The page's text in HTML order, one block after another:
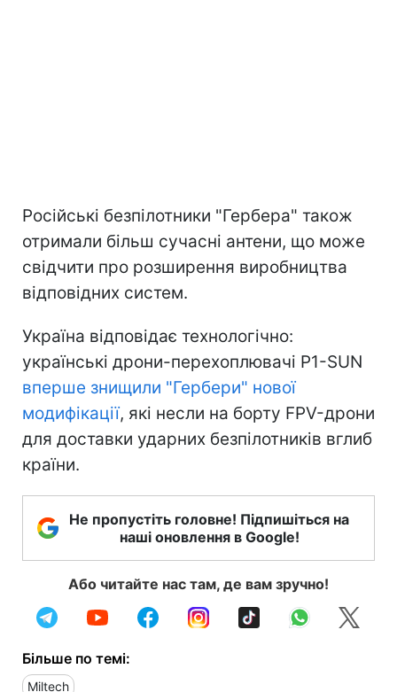
Російські безпілотники "Гербера" також
отримали більш сучасні антени, що може
свідчити про розширення виробництва
відповідних систем.
Україна відповідає технологічно:
українські дрони-перехоплювачі P1-SUN
вперше знищили "Гербери" нової
модифікації, які несли на борту FPV-дрони
для доставки ударних безпілотників вглиб
країни.
Не пропустіть головне! Підпишіться на
наші оновлення в Google!
Або читайте нас там, де вам зручно!
Більше по темі:
Miltech